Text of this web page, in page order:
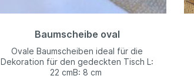
Baumscheibe oval
Ovale Baumscheiben ideal für die
Dekoration für den gedeckten Tisch L:
22 cmB: 8 cm